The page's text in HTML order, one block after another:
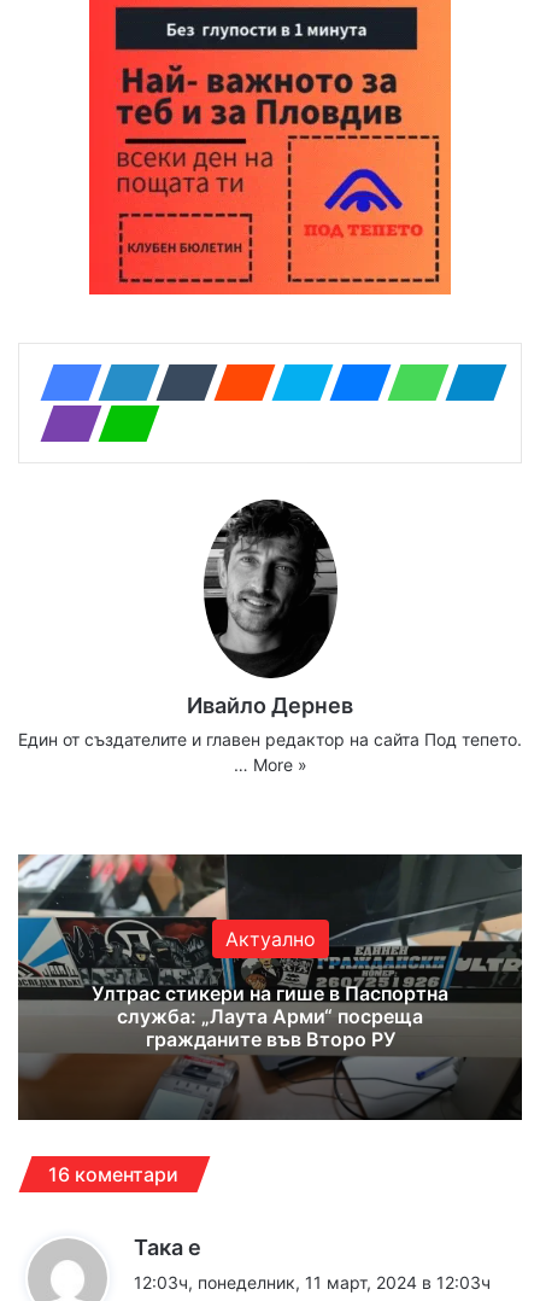
Ивайло Дернев
Един от създателите и главен редактор на сайта Под тепето.
… More »
Актуално
Ултрас стикери на гише в Паспортна
служба: „Лаута Арми“ посреща
гражданите във Второ РУ
16 коментари
Така е
а
12:03ч, понеделник, 11 март, 2024 в 12:03ч